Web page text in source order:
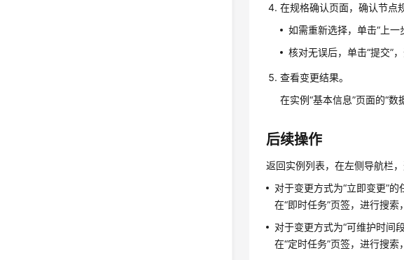
在规格确认页面，确认节点
如需重新选择，单击“上一
核对无误后，单击“提交”
查看变更结果。
在实例“基本信息”页面的“数
后续操作
返回实例列表，在左侧导航栏
对于变更方式为“立即变更”的
在“即时任务”页签，进行搜索
对于变更方式为“可维护时间段
在“定时任务”页签，进行搜索